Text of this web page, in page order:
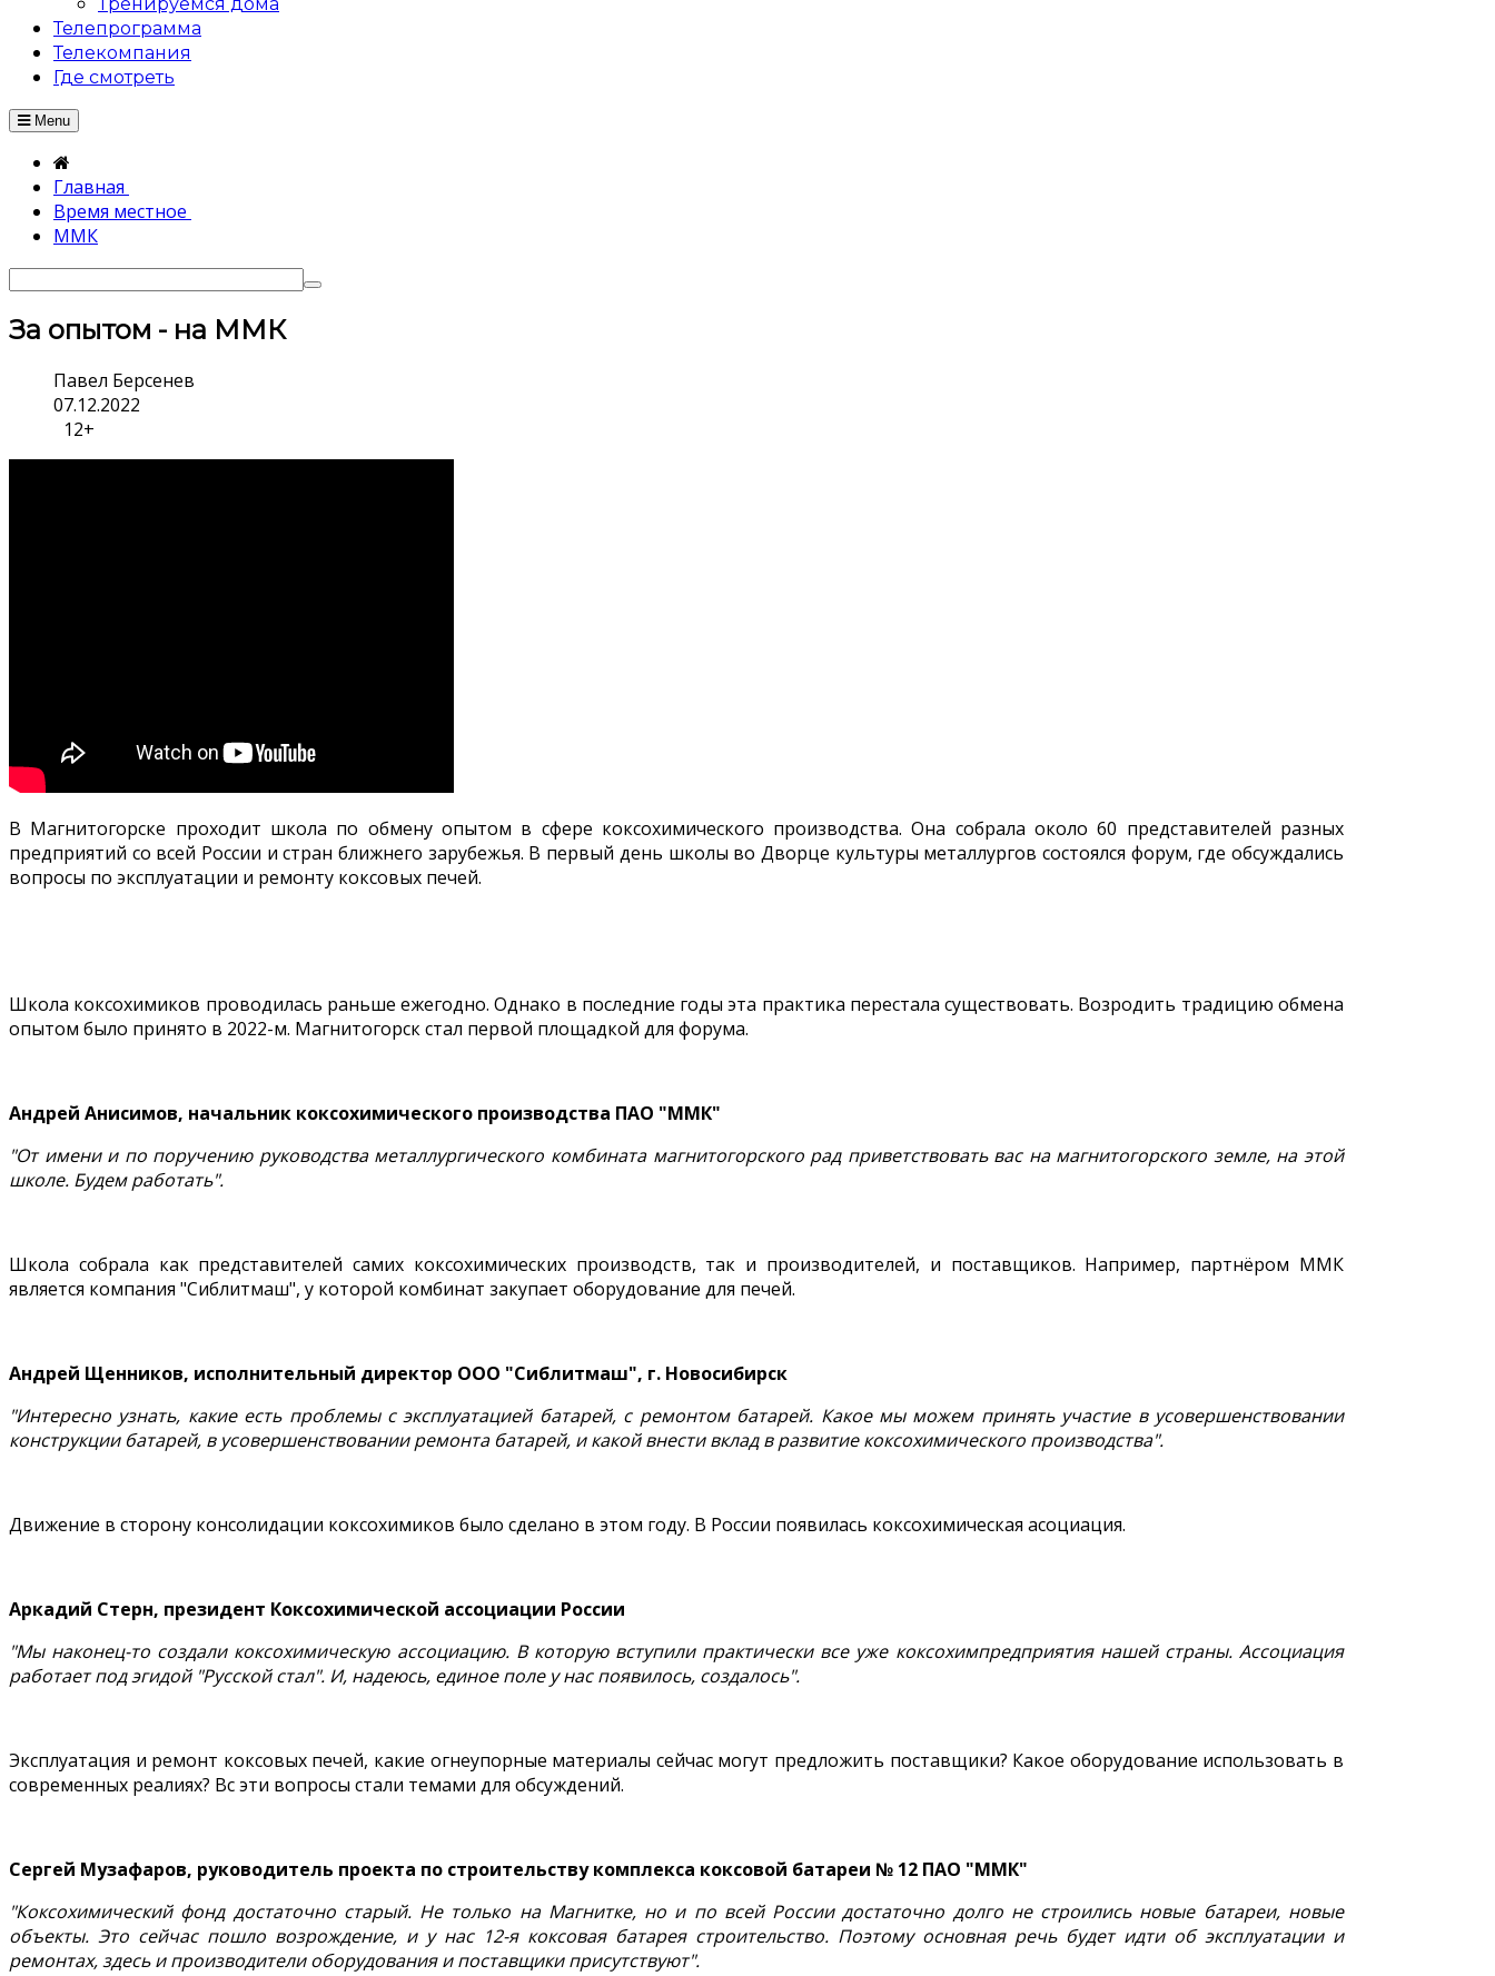
Тренируемся дома
Телепрограмма
Телекомпания
Где смотреть
Menu
Главная
Время местное
ММК
За опытом - на ММК
Павел Берсенев
07.12.2022
12+
В Магнитогорске проходит школа по обмену опытом в сфере коксохимического производства. Она собрала около 60 представителей разных
предприятий со всей России и стран ближнего зарубежья. В первый день школы во Дворце культуры металлургов состоялся форум, где обсуждались
вопросы по эксплуатации и ремонту коксовых печей.
Школа коксохимиков проводилась раньше ежегодно. Однако в последние годы эта практика перестала существовать. Возродить традицию обмена
опытом было принято в 2022-м. Магнитогорск стал первой площадкой для форума.
Андрей Анисимов, начальник коксохимического производства ПАО "ММК"
"От имени и по поручению руководства металлургического комбината магнитогорского рад приветствовать вас на магнитогорского земле, на этой
школе. Будем работать".
Школа собрала как представителей самих коксохимических производств, так и производителей, и поставщиков. Например, партнёром ММК
является компания "Сиблитмаш", у которой комбинат закупает оборудование для печей.
Андрей Щенников, исполнительный директор ООО "Сиблитмаш", г. Новосибирск
"Интересно узнать, какие есть проблемы с эксплуатацией батарей, с ремонтом батарей. Какое мы можем принять участие в усовершенствовании
конструкции батарей, в усовершенствовании ремонта батарей, и какой внести вклад в развитие коксохимического производства".
Движение в сторону консолидации коксохимиков было сделано в этом году. В России появилась коксохимическая асоциация.
Аркадий Стерн, президент Коксохимической ассоциации России
"Мы наконец-то создали коксохимическую ассоциацию. В которую вступили практически все уже коксохимпредприятия нашей страны. Ассоциация
работает под эгидой "Русской стал". И, надеюсь, единое поле у нас появилось, создалось".
Эксплуатация и ремонт коксовых печей, какие огнеупорные материалы сейчас могут предложить поставщики? Какое оборудование использовать в
современных реалиях? Вс эти вопросы стали темами для обсуждений.
Сергей Музафаров, руководитель проекта по строительству комплекса коксовой батареи № 12 ПАО "ММК"
"Коксохимический фонд достаточно старый. Не только на Магнитке, но и по всей России достаточно долго не строились новые батареи, новые
объекты. Это сейчас пошло возрождение, и у нас 12-я коксовая батарея строительство. Поэтому основная речь будет идти об эксплуатации и
ремонтах, здесь и производители оборудования и поставщики присутствуют".